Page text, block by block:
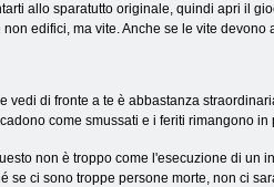
allo sparatutto originale, quindi apri il
non edifici, ma vite. Anche se le vite
vedi di fronte a te è abbastanza
come smussati e i feriti rimangono
non è troppo come l'esecuzione di un
se ci sono troppe persone morte, non ci